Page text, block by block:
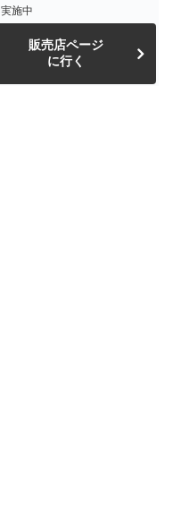
実施中
販売店ページ
に行く